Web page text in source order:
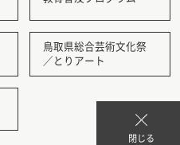
閉じる
鳥取県総合芸術文化祭
／とりアート